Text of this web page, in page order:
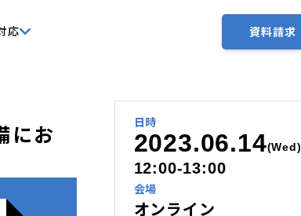
応 資料請求
にお
日時
2023.06.14(Wed)
12:00-13:00
会場
オンライン